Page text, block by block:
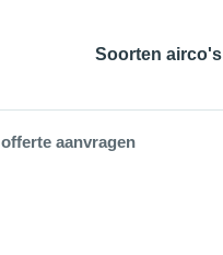
Soorten airco's
aanvragen